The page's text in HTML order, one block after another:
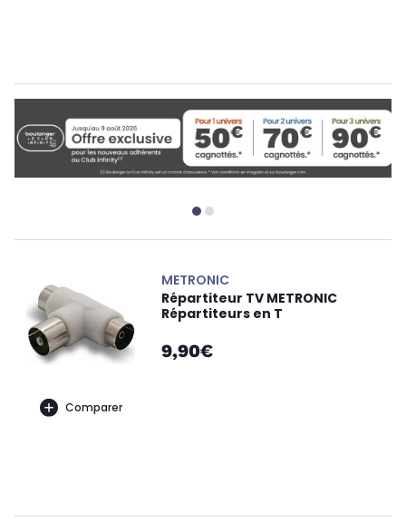
Comparer
METRONIC
Répartiteur TV METRONIC
Répartiteurs en T
9,90€